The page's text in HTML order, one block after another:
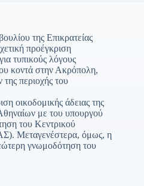
της Επικρατείας
προέγκριση
τυπικούς λόγους
κοντά στην Ακρόπολη,
περιοχής του
οικοδομικής άδειας της
με του υπουργού
του Κεντρικού
Μεταγενέστερα, όμως, η
γνωμοδότηση του